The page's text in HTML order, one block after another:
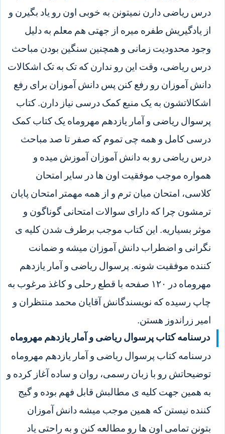
درس ریاضی دارن نمیتونن به خوبی اون رو یاد بگیرن و
از یادگیریش طفره میره از جهتی هم معلم به دلیل
وجود محدودیت زمانی و همچنین سنگین بودن مباحث
درس ریاضی، وقت این رو ندارن که تک به تک اشکالات
دانش آموزان رو رفع کنن پس دانش آموزان برای رفع
اشکالاتشون به یک منبع کمک درسی نیاز دارن. کتاب
پرسوال ریاضی و آمار یازدهم مهروماه یک کتاب کمک
درسی کامل و همه چی تموم که صفر تا صد مباحث
درس ریاضی رو به دانش آموزان آموزش میده و
همواره موجب موفقیت اون ها در سایر امتحان
کلاسی، امتحان میان ترم و از همه مهمتر امتحان پایان
ترمشون چرا که دارای سوالات امتحانی گوناگون و
موثر بسیاریه. این کتاب موجب برطرف شدن کلیه ی
نگرانی و اضطراب دانش آموزان میشه و ضمانت
کننده موفقیت شونه. پرسوال ریاضی و آمار یازدهم
مهروماه در ۱۲۰ صفحه با قطع رحلی و کاغذ مرغوب به
چاپ رسیده که نویسندگانش آقایان محمد منتظران و
امیر زراندوز هستن.
درسنامه کتاب پرسوال ریاضی و آمار یازدهم مهروماه
درسنامه کتاب پرسوال ریاضی و آمار یازدهم مهروماه
توضیحاتش رو با زبان رسمی، روان و ساده آغاز کرده و
به همین جهت کلیه ی مطالبش قابل فهم بوده و گیج
کننده نیستن که همین موجب میشه دانش آموزان
بتونن تمامی اون ها رو مطالعه کنن و به راحتی یاد